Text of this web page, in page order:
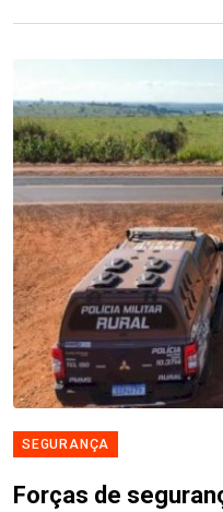
SEGURANÇA
Forças de